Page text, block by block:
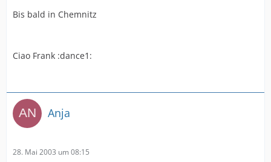
Bis bald in Chemnitz
Ciao Frank :dance1:
Anja
28. Mai 2003 um 08:15